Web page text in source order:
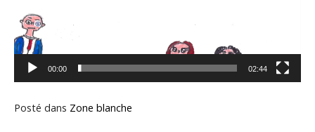
00:00 02:44
Posté dans Zone blanche